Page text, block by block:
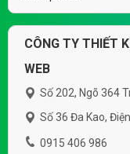
CÔNG TY THIẾT
WEB
Số 202, Ngõ 364
Số 36 Đa Kao,
0915 406 986